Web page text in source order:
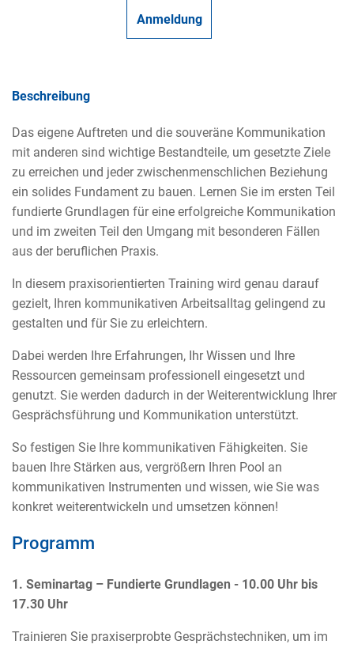
Anmeldung
Beschreibung
Das eigene Auftreten und die souveräne Kommunikation
mit anderen sind wichtige Bestandteile, um gesetzte Ziele
zu erreichen und jeder zwischenmenschlichen Beziehung
ein solides Fundament zu bauen. Lernen Sie im ersten Teil
fundierte Grundlagen für eine erfolgreiche Kommunikation
und im zweiten Teil den Umgang mit besonderen Fällen
aus der beruflichen Praxis.
In diesem praxisorientierten Training wird genau darauf
gezielt, Ihren kommunikativen Arbeitsalltag gelingend zu
gestalten und für Sie zu erleichtern.
Dabei werden Ihre Erfahrungen, Ihr Wissen und Ihre
Ressourcen gemeinsam professionell eingesetzt und
genutzt. Sie werden dadurch in der Weiterentwicklung Ihrer
Gesprächsführung und Kommunikation unterstützt.
So festigen Sie Ihre kommunikativen Fähigkeiten. Sie
bauen Ihre Stärken aus, vergrößern Ihren Pool an
kommunikativen Instrumenten und wissen, wie Sie was
konkret weiterentwickeln und umsetzen können!
Programm
1. Seminartag – Fundierte Grundlagen - 10.00 Uhr bis
17.30 Uhr
Trainieren Sie praxiserprobte Gesprächstechniken, um im